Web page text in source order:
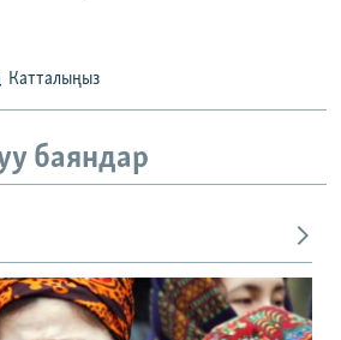
Катталыңыз
баяндар